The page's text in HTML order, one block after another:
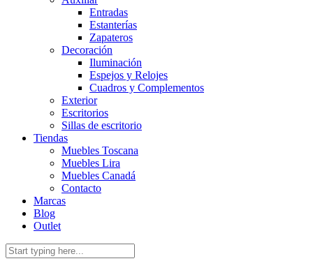
Entradas
Estanterías
Zapateros
Decoración
Iluminación
Espejos y Relojes
Cuadros y Complementos
Exterior
Escritorios
Sillas de escritorio
Tiendas
Muebles Toscana
Muebles Lira
Muebles Canadá
Contacto
Marcas
Blog
Outlet